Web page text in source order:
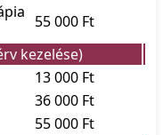
55 000 Ft
kezelése)
13 000 Ft
36 000 Ft
55 000 Ft